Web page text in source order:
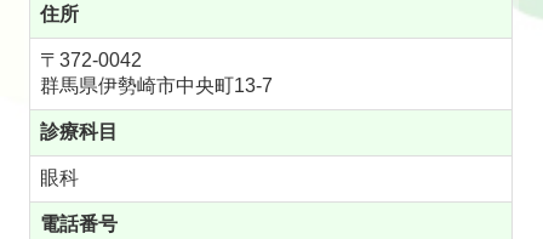
住所
〒372-0042
群馬県伊勢崎市中央町13-7
診療科目
眼科
電話番号